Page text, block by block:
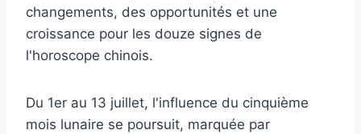
changements, des opportunités et une
croissance pour les douze signes de
l'horoscope chinois.
Du 1er au 13 juillet, l'influence du cinquième
mois lunaire se poursuit, marquée par